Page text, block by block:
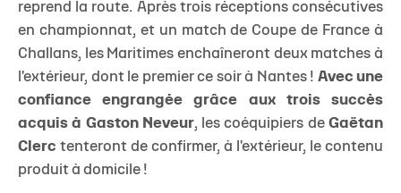
reprend la route. Après trois réceptions consécutives
en championnat, et un match de Coupe de France à
Challans, les Maritimes enchaîneront deux matches à
l'extérieur, dont le premier ce soir à Nantes ! Avec une
confiance engrangée grâce aux trois succès
acquis à Gaston Neveur, les coéquipiers deGaëtan
Clerc tenteront de confirmer, à l'extérieur, le contenu
produit à domicile !